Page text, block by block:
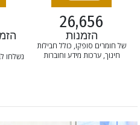
26,656
הזמנות
של חומרים סופקו, כולל חבילות
חינוך, ערכות מידע וחוברות
נשלחו